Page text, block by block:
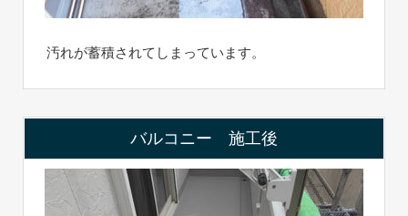
汚れが蓄積されてしまっています。
バルコニー 施工後